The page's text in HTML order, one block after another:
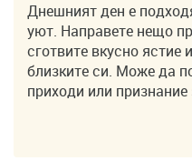
Днешният ден е
уют. Направете нещо
сготвите вкусно ястие
близките си. Може да
приходи или